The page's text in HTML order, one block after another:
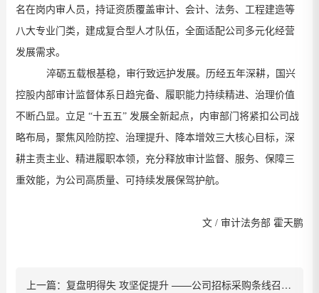
名在岗内审人员，持证资质覆盖审计、会计、法务、工程建造等
八大专业门类，建成复合型人才队伍，全面适配公司多元化经营
发展需求。
淬砺五载根基稳，审行致远护发展。历经五年深耕，国兴
控股内部审计监督体系日趋完备、履职能力持续精进、治理价值
不断凸显。立足 “十五五” 发展全新起点，内审部门将紧扣公司 战
略布局，聚焦风险防控、治理提升、降本增效三大核心目标， 深
耕主责主业、精进履职本领，充分释放审计监督、服务、保障三
重效能，为公司高质量、 可持续发展保驾护航。
文 / 审计法务部 霍天鹏
上一篇： 复盘明得失 攻坚促提升 ——公司招标采购条线召开2026年上半年工作总结会